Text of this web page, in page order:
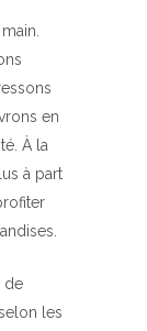
en
À la
à part
de
les